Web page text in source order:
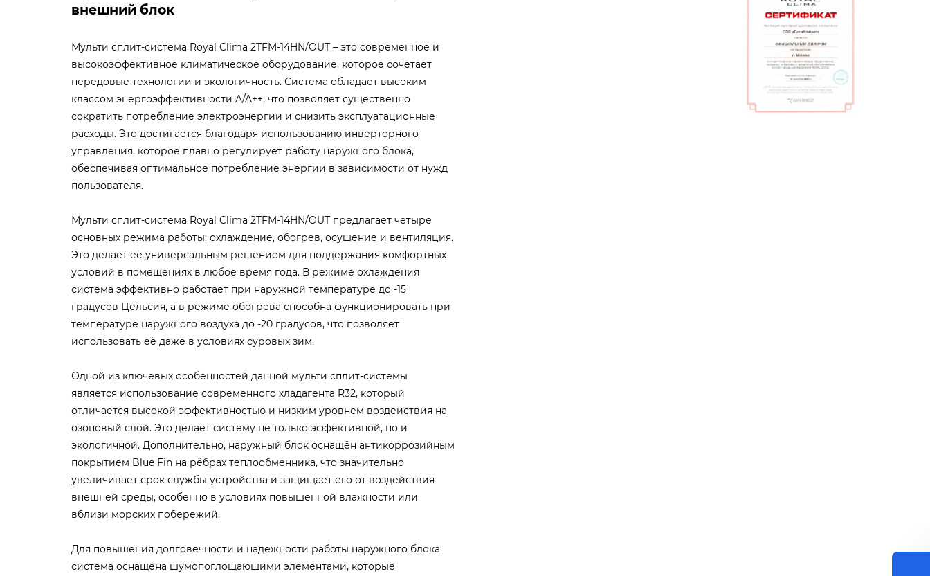
внешний блок
Мульти сплит-система Royal Clima 2TFM-14HN/OUT – это современное и
высокоэффективное климатическое оборудование, которое сочетает
передовые технологии и экологичность. Система обладает высоким
классом энергоэффективности A/A++, что позволяет существенно
сократить потребление электроэнергии и снизить эксплуатационные
расходы. Это достигается благодаря использованию инверторного
управления, которое плавно регулирует работу наружного блока,
обеспечивая оптимальное потребление энергии в зависимости от нужд
пользователя.
Мульти сплит-система Royal Clima 2TFM-14HN/OUT предлагает четыре
основных режима работы: охлаждение, обогрев, осушение и вентиляция.
Это делает её универсальным решением для поддержания комфортных
условий в помещениях в любое время года. В режиме охлаждения
система эффективно работает при наружной температуре до -15
градусов Цельсия, а в режиме обогрева способна функционировать при
температуре наружного воздуха до -20 градусов, что позволяет
использовать её даже в условиях суровых зим.
Одной из ключевых особенностей данной мульти сплит-системы
является использование современного хладагента R32, который
отличается высокой эффективностью и низким уровнем воздействия на
озоновый слой. Это делает систему не только эффективной, но и
экологичной. Дополнительно, наружный блок оснащён антикоррозийным
покрытием Blue Fin на рёбрах теплообменника, что значительно
увеличивает срок службы устройства и защищает его от воздействия
внешней среды, особенно в условиях повышенной влажности или
вблизи морских побережий.
Для повышения долговечности и надежности работы наружного блока
система оснащена шумопоглощающими элементами, которые